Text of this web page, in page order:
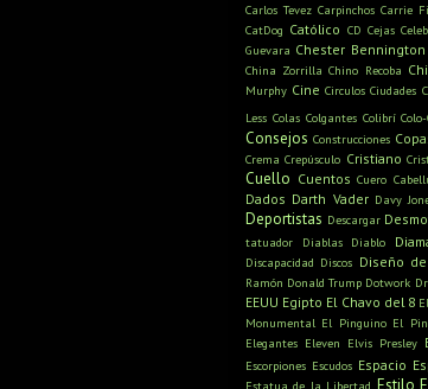
Carlos Tevez Carpinchos Carrie
CatDog Católico CD Cejas
Guevara Chester Bennington
China Zorrilla Chino Recoba
Murphy Cine Circulos Ciudades
Less Colas Colgantes Colibrí
Consejos Construcciones
Crema Crepúsculo Cristiano
Cuello Cuentos Cuero
Dados Darth Vader Davy
Deportistas Descargar
tatuador
Diablas Diablo
Discapacidad Discos Diseño
Ramón Donald Trump Dotwork
EEUU Egipto El Chavo del 8
Monumental El Pinguino El
Elegantes Eleven Elvis Presley
Escorpiones Escudos Espacio